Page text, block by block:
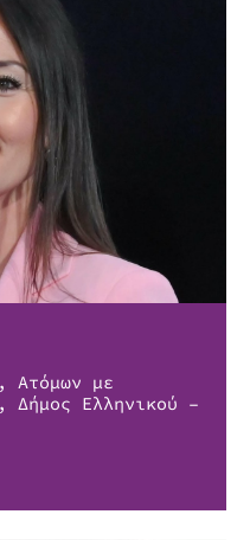
Ατόμων με
Δήμος Ελληνικού –